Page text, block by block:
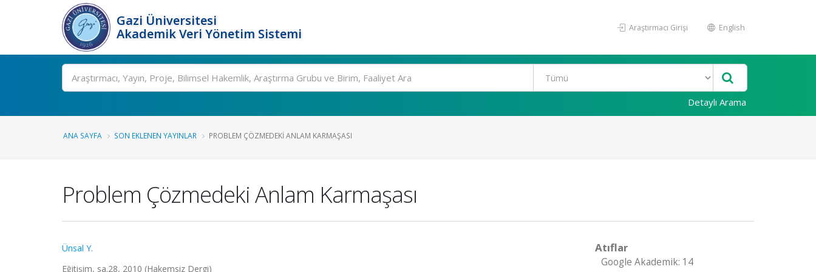
Gazi Üniversitesi
Akademik Veri Yönetim Sistemi
Araştırmacı Girişi English
Ara
Detaylı Arama
ANA SAYFA SON EKLENEN YAYINLAR PROBLEM ÇÖZMEDEKI ANLAM KARMAŞASI
Problem Çözmedeki Anlam Karmaşası
Ünsal Y.
Eğitişim, sa.28, 2010 (Hakemsiz Dergi)
Atıflar
Google Akademik: 14